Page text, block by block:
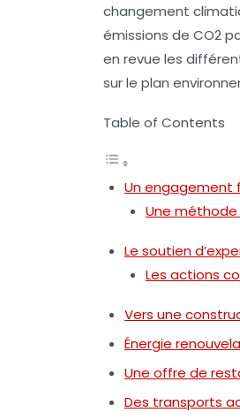
changement
émissions de CO2
en revue les
sur le plan
Table of Contents
Un engagement
Une
Le soutien
Les actions
Vers une
Énergie
Une offre de
Des transports